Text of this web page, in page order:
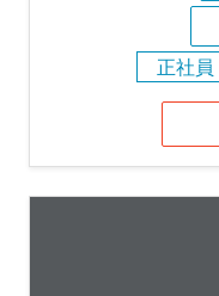
正社員